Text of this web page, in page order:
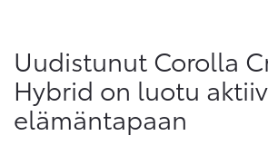
Uudistunut Corolla
Hybrid on luotu
elämäntapaan